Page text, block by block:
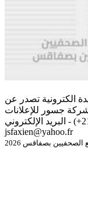
الكترونية تصدر عن
جسور للإعلانات
للإتصال أو نشر الردود الهاتف 54779966 (216+) - البريد الإلكتروني
jsfaxien@yahoo.fr
بصفاقس 2026